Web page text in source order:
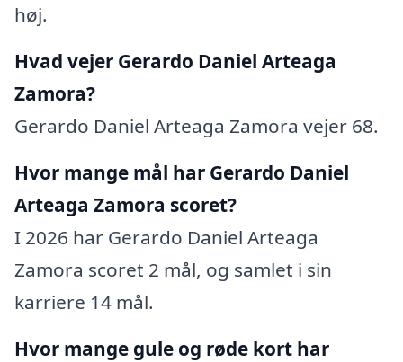
høj.
Hvad vejer Gerardo Daniel Arteaga
Zamora?
Gerardo Daniel Arteaga Zamora vejer 68.
Hvor mange mål har Gerardo Daniel
Arteaga Zamora scoret?
I 2026 har Gerardo Daniel Arteaga
Zamora scoret 2 mål, og samlet i sin
karriere 14 mål.
Hvor mange gule og røde kort har